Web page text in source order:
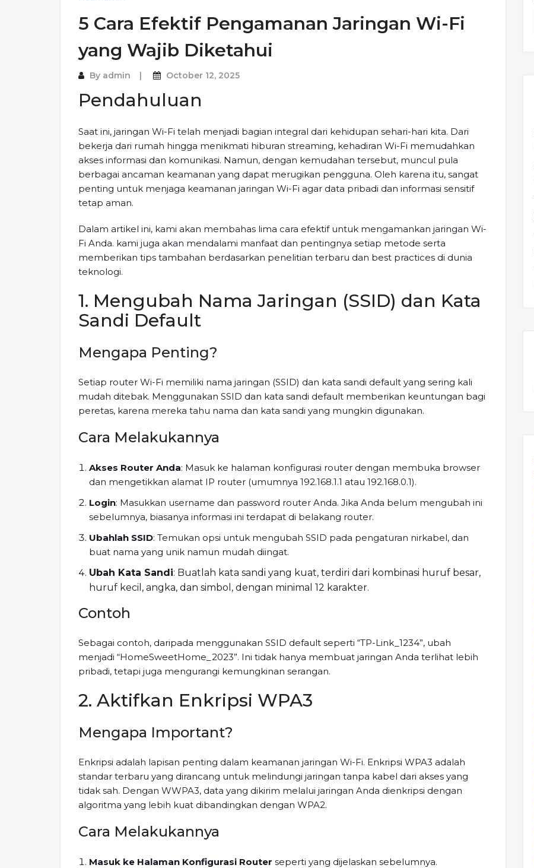
5 Cara Efektif Pengamanan Jaringan Wi-Fi
yang Wajib Diketahui
By admin October 12, 2025
Pendahuluan
Saat ini, jaringan Wi-Fi telah menjadi bagian integral dari kehidupan sehari-hari kita. Dari
bekerja dari rumah hingga menikmati hiburan streaming, kehadiran Wi-Fi memudahkan
akses informasi dan komunikasi. Namun, dengan kemudahan tersebut, muncul pula
berbagai ancaman keamanan yang dapat merugikan pengguna. Oleh karena itu, sangat
penting untuk menjaga keamanan jaringan Wi-Fi agar data pribadi dan informasi sensitif
tetap aman.
Dalam artikel ini, kami akan membahas lima cara efektif untuk mengamankan jaringan Wi-
Fi Anda. kami juga akan mendalami manfaat dan pentingnya setiap metode serta
memberikan tips tambahan berdasarkan penelitian terbaru dan best practices di dunia
teknologi.
1. Mengubah Nama Jaringan (SSID) dan Kata
Sandi Default
Mengapa Penting?
Setiap router Wi-Fi memiliki nama jaringan (SSID) dan kata sandi default yang sering kali
mudah ditebak. Menggunakan SSID dan kata sandi default memberikan keuntungan bagi
peretas, karena mereka tahu nama dan kata sandi yang mungkin digunakan.
Cara Melakukannya
Akses Router Anda: Masuk ke halaman konfigurasi router dengan membuka browser
dan mengetikkan alamat IP router (umumnya 192.168.1.1 atau 192.168.0.1).
Login: Masukkan username dan password router Anda. Jika Anda belum mengubah ini
sebelumnya, biasanya informasi ini terdapat di belakang router.
Ubahlah SSID: Temukan opsi untuk mengubah SSID pada pengaturan nirkabel, dan
buat nama yang unik namun mudah diingat.
Ubah Kata Sandi: Buatlah kata sandi yang kuat, terdiri dari kombinasi huruf besar,
huruf kecil, angka, dan simbol, dengan minimal 12 karakter.
Contoh
Sebagai contoh, daripada menggunakan SSID default seperti “TP-Link_1234”, ubah
menjadi “HomeSweetHome_2023”. Ini tidak hanya membuat jaringan Anda terlihat lebih
pribadi, tetapi juga mengurangi kemungkinan serangan.
2. Aktifkan Enkripsi WPA3
Mengapa Important?
Enkripsi adalah lapisan penting dalam keamanan jaringan Wi-Fi. Enkripsi WPA3 adalah
standar terbaru yang dirancang untuk melindungi jaringan tanpa kabel dari akses yang
tidak sah. Dengan WWPA3, data yang dikirim melalui jaringan Anda dienkripsi dengan
algoritma yang lebih kuat dibandingkan dengan WPA2.
Cara Melakukannya
Masuk ke Halaman Konfigurasi Router seperti yang dijelaskan sebelumnya.